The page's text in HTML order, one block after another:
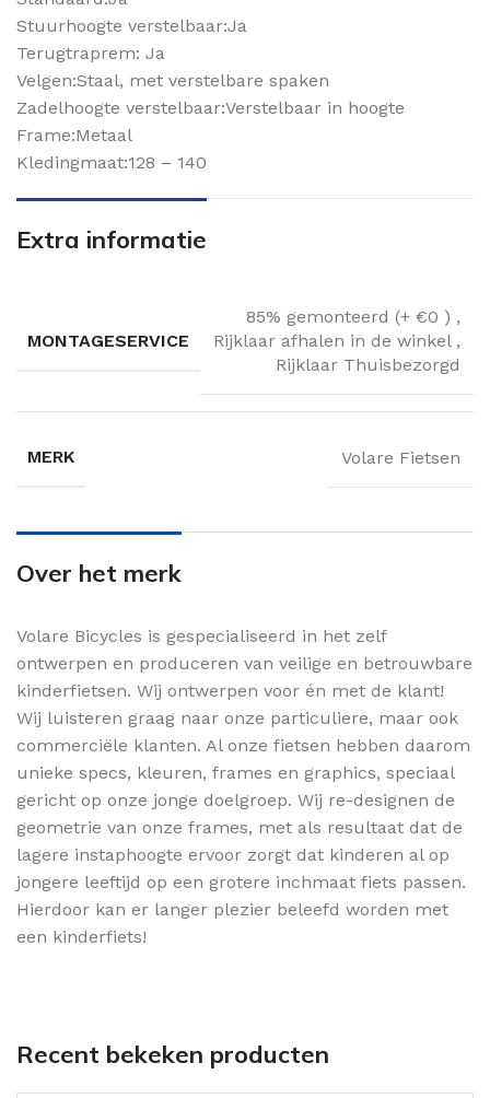
Stuurhoogte verstelbaar:Ja
Terugtraprem: Ja
Velgen:Staal, met verstelbare spaken
Zadelhoogte verstelbaar:Verstelbaar in hoogte
Frame:Metaal
Kledingmaat:128 – 140
Extra informatie
MONTAGESERVICE
85% gemonteerd (+ €0 ) ,
Rijklaar afhalen in de winkel ,
Rijklaar Thuisbezorgd
MERK Volare Fietsen
Over het merk
Volare Bicycles is gespecialiseerd in het zelf
ontwerpen en produceren van veilige en betrouwbare
kinderfietsen. Wij ontwerpen voor én met de klant!
Wij luisteren graag naar onze particuliere, maar ook
commerciële klanten. Al onze fietsen hebben daarom
unieke specs, kleuren, frames en graphics, speciaal
gericht op onze jonge doelgroep. Wij re-designen de
geometrie van onze frames, met als resultaat dat de
lagere instaphoogte ervoor zorgt dat kinderen al op
jongere leeftijd op een grotere inchmaat fiets passen.
Hierdoor kan er langer plezier beleefd worden met
een kinderfiets!
Recent bekeken producten